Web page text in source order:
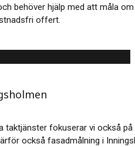
behöver hjälp med att måla
offert.
taktjänster fokuserar vi också
också fasadmålning i